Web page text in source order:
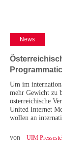
News
Um im
mehr Gewicht zu
österreichische
United Internet
wollen an
von UIM